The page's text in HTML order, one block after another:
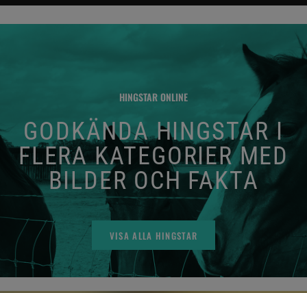
HINGSTAR ONLINE
GODKÄNDA HINGSTAR I
FLERA KATEGORIER MED
BILDER OCH FAKTA
VISA ALLA HINGSTAR